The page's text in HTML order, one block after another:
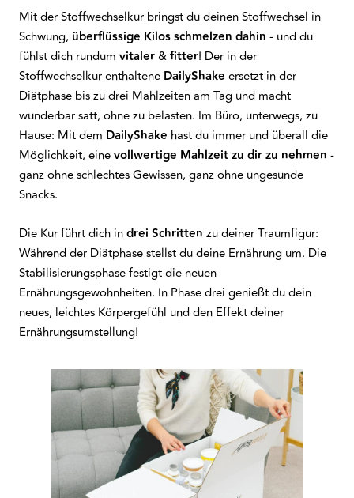
Mit der Stoffwechselkur bringst du deinen Stoffwechsel in
Schwung, überflüssige Kilosschmelzen dahin - und du
fühlst dich rundum vitaler &fitter! Der in der
Stoffwechselkur enthaltene DailyShake ersetzt in der
Diätphase bis zu drei Mahlzeiten am Tag und macht
wunderbar satt, ohne zu belasten. Im Büro, unterwegs, zu
Hause: Mit dem DailyShake hast du immer und überall die
Möglichkeit, einevollwertige Mahlzeit zu dir zu nehmen -
ganz ohne schlechtes Gewissen, ganz ohne ungesunde
Snacks.
Die Kur führt dich indrei Schritten zu deiner Traumfigur:
Während der Diätphase stellst du deine Ernährung um. Die
Stabilisierungsphase festigt die neuen
Ernährungsgewohnheiten. In Phase drei genießt du dein
neues, leichtes Körpergefühl und den Effekt deiner
Ernährungsumstellung!